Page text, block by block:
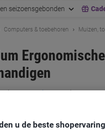
seizoensgebonden
Computers & toebehoren Muizen,
R-Go Tools Productnr.:
u de beste